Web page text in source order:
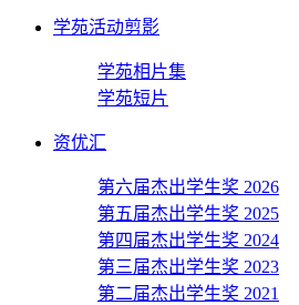
学苑活动剪影
学苑相片集
学苑短片
资优汇
第六届杰出学生奖 2026
第五届杰出学生奖 2025
第四届杰出学生奖 2024
第三届杰出学生奖 2023
第二届杰出学生奖 2021